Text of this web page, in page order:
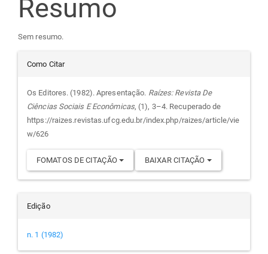
artigo
principal
Resumo
Sem resumo.
Detalhes
do
artigo
Como Citar
Os Editores. (1982). Apresentação. Raízes: Revista De
Ciências Sociais E Econômicas, (1), 3–4. Recuperado de
https://raizes.revistas.ufcg.edu.br/index.php/raizes/article/vie
w/626
FOMATOS DE CITAÇÃO BAIXAR CITAÇÃO
Edição
n. 1 (1982)